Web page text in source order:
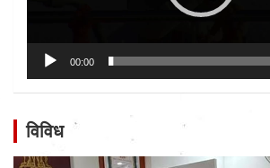
00:00
विविध